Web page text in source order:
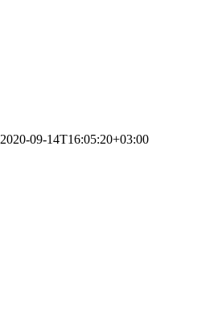
2020-09-14T16:05:20+03:00